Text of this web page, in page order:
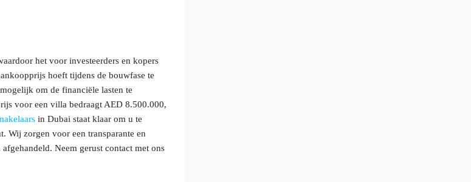
het voor investeerders en kopers
hoeft tijdens de bouwfase te
om de financiële lasten te
voor een villa bedraagt AED 8.500.000,
in Dubai staat klaar om u te
Wij zorgen voor een transparante en
Neem gerust contact met ons